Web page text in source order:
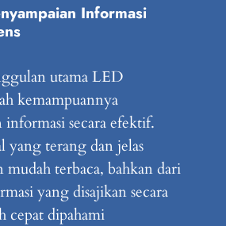
Informasi
utama LED
kemampuannya
secara efektif.
yang terang dan jelas
mudah terbaca, bahkan dari
yang disajikan secara
cepat dipahami